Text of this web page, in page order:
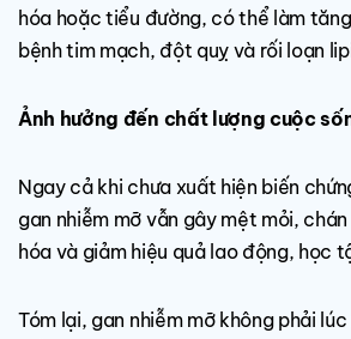
hóa hoặc tiểu đường, có thể làm
bệnh tim mạch, đột quỵ và rối loạn
Ảnh hưởng đến chất lượng cuộc
Ngay cả khi chưa xuất hiện biến
gan nhiễm mỡ vẫn gây mệt mỏi,
hóa và giảm hiệu quả lao động, học
Tóm lại, gan nhiễm mỡ không phải